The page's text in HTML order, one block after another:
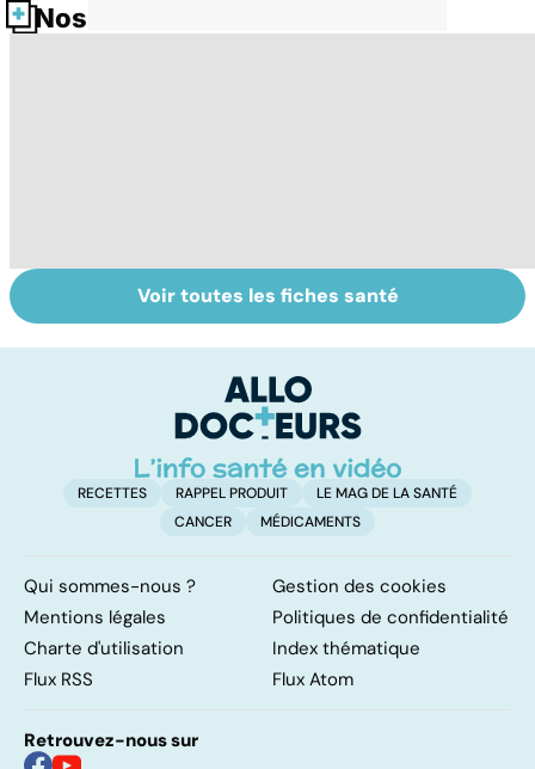
Nos fiches santé
Le café : une
mine d'or pour
Les aidants
familiaux aussi
Voir toutes les fiches santé
RECETTES RAPPEL PRODUIT
LE MAG DE LA SANTÉ
CANCER
MÉDICAMENTS
Qui sommes-nous ?
Gestion des cookies
Mentions légales
Politiques de confidentialité
Charte d'utilisation
Index thématique
Flux RSS
Flux Atom
Retrouvez-nous sur